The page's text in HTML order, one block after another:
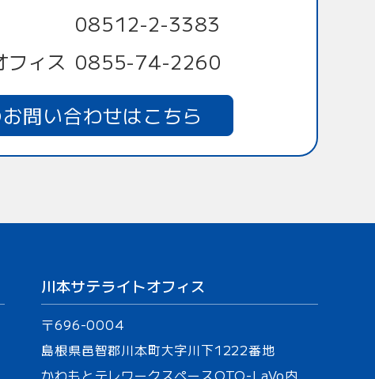
08512-2-3383
フィス 0855-74-2260
お問い合わせはこちら
川本サテライトオフィス
〒696-0004
島根県邑智郡川本町大字川下1222番地
かわもとテレワークスペースOTO-LaVo内